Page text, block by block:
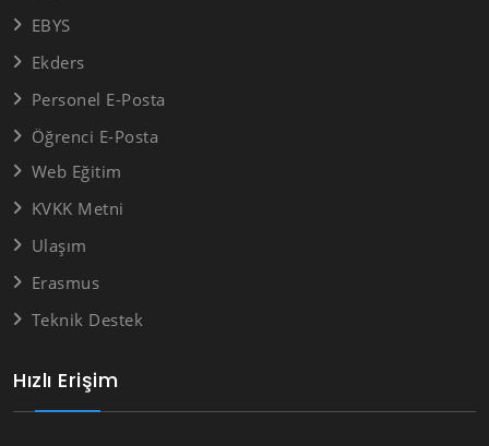
Hızlı Erişim
EBYS
Ekders
Personel E-Posta
Öğrenci E-Posta
Web Eğitim
KVKK Metni
Ulaşım
Erasmus
Teknik Destek